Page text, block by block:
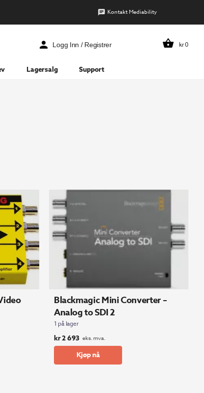
Kontakt Mediability
Logg Inn / Registrer kr0
Lagersalg Support
Blackmagic Mini Converter –
Analog to SDI 2
1 på lager
kr2 693 eks. mva.
Kjøp nå